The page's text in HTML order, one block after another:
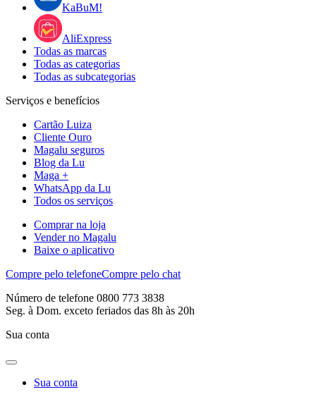
KaBuM!
AliExpress
Todas as marcas
Todas as categorias
Todas as subcategorias
Serviços e benefícios
Cartão Luiza
Cliente Ouro
Magalu seguros
Blog da Lu
Maga +
WhatsApp da Lu
Todos os serviços
Comprar na loja
Vender no Magalu
Baixe o aplicativo
Compre pelo telefoneCompre pelo chat
Número de telefone 0800 773 3838
Seg. à Dom. exceto feriados das 8h às 20h
Sua conta
Sua conta